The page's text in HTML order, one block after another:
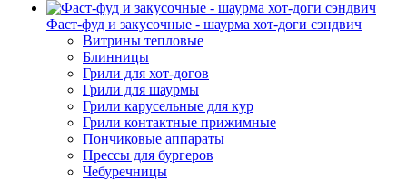
Фаст-фуд и закусочные - шаурма хот-доги сэндвич
Витрины тепловые
Блинницы
Грили для хот-догов
Грили для шаурмы
Грили карусельные для кур
Грили контактные прижимные
Пончиковые аппараты
Прессы для бургеров
Чебуречницы